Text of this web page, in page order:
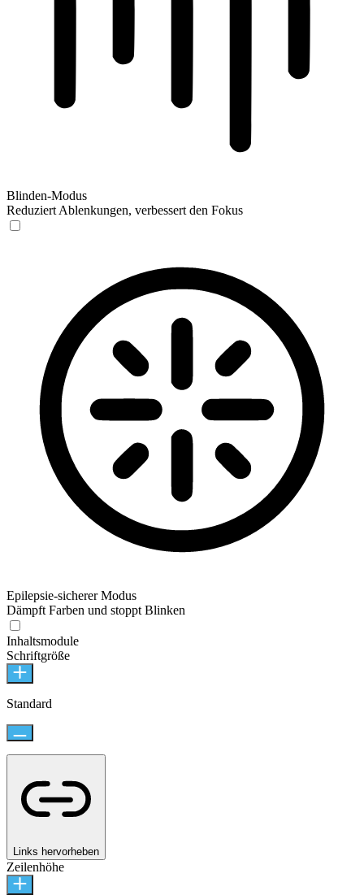
Blinden-Modus
Reduziert Ablenkungen, verbessert den Fokus
Epilepsie-sicherer Modus
Dämpft Farben und stoppt Blinken
Inhaltsmodule
Schriftgröße
Standard
Links hervorheben
Zeilenhöhe